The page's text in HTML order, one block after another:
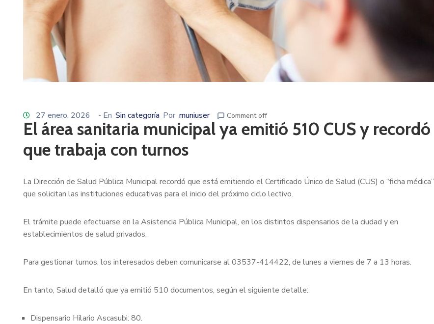
27 enero, 2026 - En Sin categoría Por muniuser Comment off
El área sanitaria municipal ya emitió 510 CUS y recordó
que trabaja con turnos
La Dirección de Salud Pública Municipal recordó que está emitiendo el Certificado Único de Salud (CUS) o “ficha médica”
que solicitan las instituciones educativas para el inicio del próximo ciclo lectivo.
El trámite puede efectuarse en la Asistencia Pública Municipal, en los distintos dispensarios de la ciudad y en
establecimientos de salud privados.
Para gestionar turnos, los interesados deben comunicarse al 03537-414422, de lunes a viernes de 7 a 13 horas.
En tanto, Salud detalló que ya emitió 510 documentos, según el siguiente detalle:
Dispensario Hilario Ascasubi: 80.